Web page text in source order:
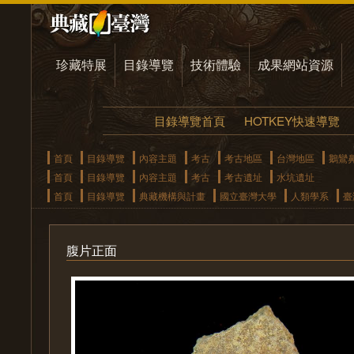
珍藏特展 目錄導覽 技術體驗 成果網站資源
目錄導覽首頁 HOTKEY快速導覽
首頁 目錄導覽 內容主題 考古 考古地區 台灣地區
鵝鸞
首頁
目錄導覽 內容主題 考古 考古遺址
水坑遺址
首頁
目錄導覽 典藏機構與計畫 國立臺灣大學 人類學系
腹片正面